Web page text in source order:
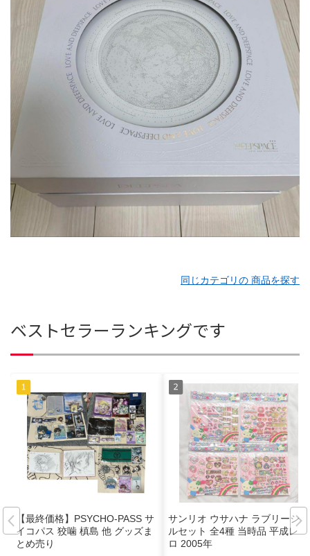
同じカテゴリの 商品を探す
ベストセラーランキングです
【最終価格】PSYCHO-PASS サ
イコパス 狡噛 槙島 他 グッズま
とめ売り
サンリオ ウサハナ ラブリーシー
ルセット 全4種 当時品 平成レト
ロ 2005年